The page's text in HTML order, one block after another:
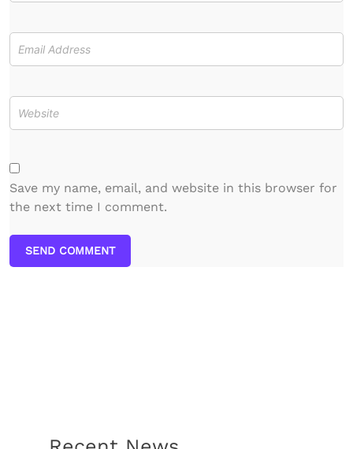
Save my name, email, and website in this browser for
the next time I comment.
SEND COMMENT